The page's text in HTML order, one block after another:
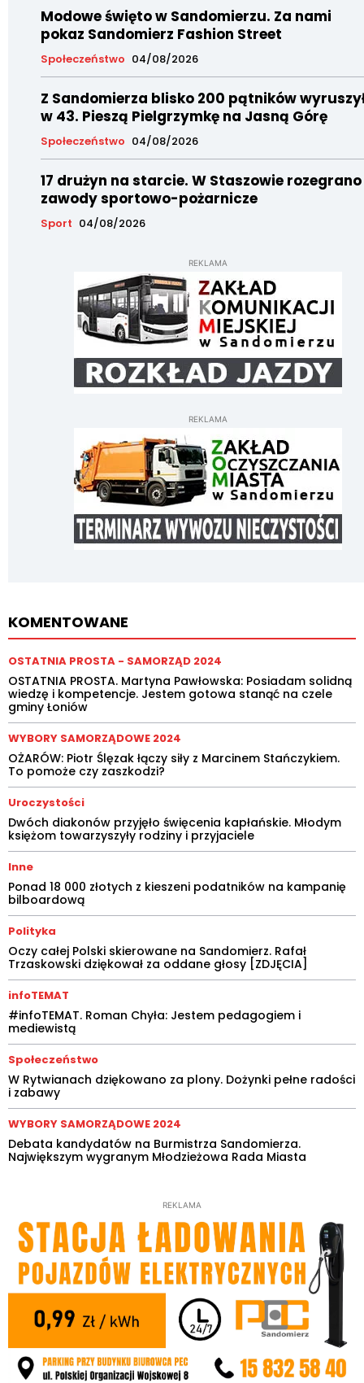
Modowe święto w Sandomierzu. Za nami
pokaz Sandomierz Fashion Street
Społeczeństwo 04/08/2026
Z Sandomierza blisko 200 pątników
w 43. Pieszą Pielgrzymkę na Jasną Górę
Społeczeństwo 04/08/2026
17 drużyn na starcie. W Staszowie rozegrano
zawody sportowo-pożarnicze
Sport 04/08/2026
REKLAMA
REKLAMA
KOMENTOWANE
OSTATNIA PROSTA - SAMORZĄD 2024
OSTATNIA PROSTA. Martyna Pawłowska: Posiadam solidną
wiedzę i kompetencje. Jestem gotowa stanąć na czele
gminy Łoniów
WYBORY SAMORZĄDOWE 2024
OŻARÓW: Piotr Ślęzak łączy siły z Marcinem Stańczykiem.
To pomoże czy zaszkodzi?
Uroczystości
Dwóch diakonów przyjęło święcenia kapłańskie. Młodym
księżom towarzyszyły rodziny i przyjaciele
Inne
Ponad 18 000 złotych z kieszeni podatników na kampanię
bilboardową
Polityka
Oczy całej Polski skierowane na Sandomierz. Rafał
Trzaskowski dziękował za oddane głosy [ZDJĘCIA]
infoTEMAT
#infoTEMAT. Roman Chyła: Jestem pedagogiem i
mediewistą
Społeczeństwo
W Rytwianach dziękowano za plony. Dożynki pełne radości
i zabawy
WYBORY SAMORZĄDOWE 2024
Debata kandydatów na Burmistrza Sandomierza.
Największym wygranym Młodzieżowa Rada Miasta
REKLAMA